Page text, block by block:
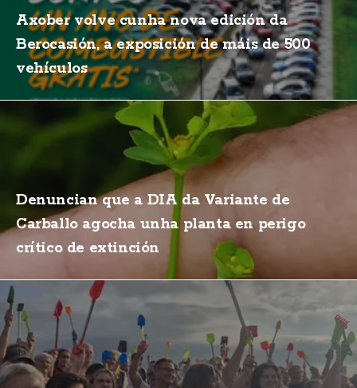
Axober volve cunha nova edición da
Berocasión, a exposición de máis de 500
vehículos
Denuncian que a DIA da Variante de
Carballo agocha unha planta en perigo
crítico de extinción